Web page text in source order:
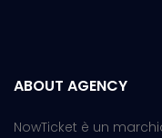
ABOUT AGENCY
NowTicket è un